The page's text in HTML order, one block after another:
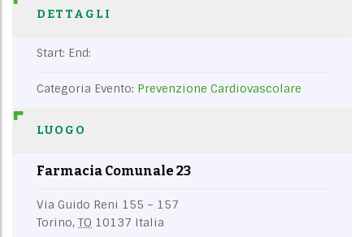
DETTAGLI
Start: End:
Categoria Evento: Prevenzione Cardiovascolare
LUOGO
Farmacia Comunale 23
Via Guido Reni 155 – 157
Torino, TO 10137 Italia